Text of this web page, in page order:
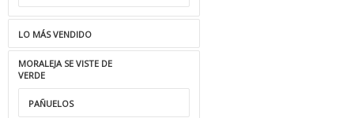
LO MÁS VENDIDO
MORALEJA SE VISTE DE
VERDE
PAÑUELOS